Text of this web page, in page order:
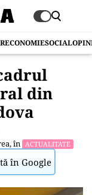
ECONOMIESOCIAL
din
, în ACTUALITATE
în Google